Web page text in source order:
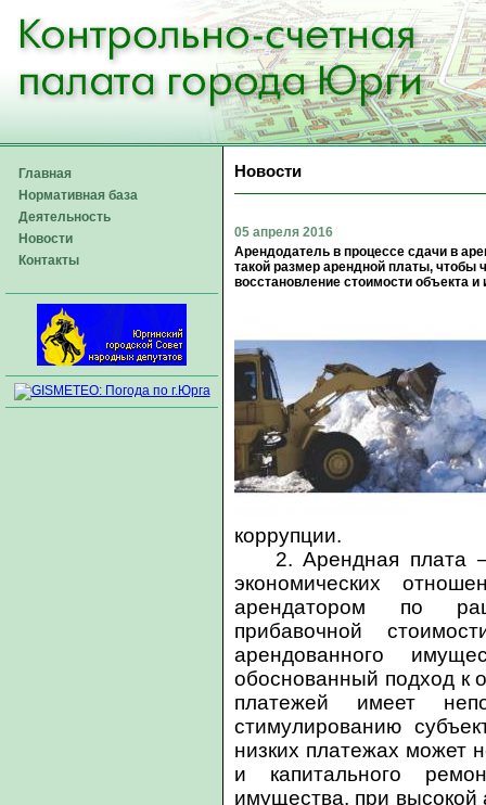
Главная
Нормативная база
Деятельность
Новости
Контакты
Новости
05 апреля 2016
Арендодатель в процессе сдачи в
такой размер арендной платы,
восстановление стоимости объекта
коррупции.
2. Арендная плата
экономических
арендатором по
прибавочной
арендованного
обоснованный подход к
платежей имеет
стимулированию
низких платежах может
и капитального
имущества, при высокой